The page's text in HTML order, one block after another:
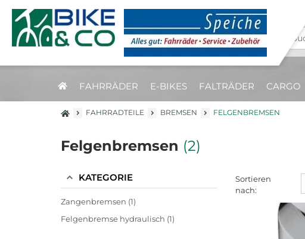
FAHRRÄDER E-BIKES FALTRÄDER CARGO
FAHRRADTEILE BREMSEN FELGENBREMSEN
Felgenbremsen (2)
KATEGORIE
Zangenbremsen (1)
Felgenbremse hydraulisch (1)
Sortieren
nach: